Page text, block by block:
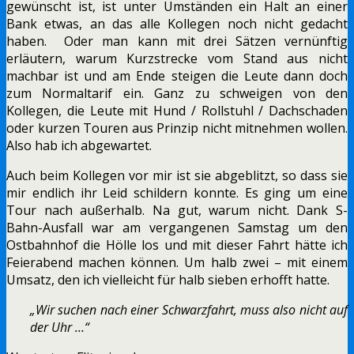
gewünscht ist, ist unter Umständen ein Halt an einer
Bank etwas, an das alle Kollegen noch nicht gedacht
haben. Oder man kann mit drei Sätzen vernünftig
erläutern, warum Kurzstrecke vom Stand aus nicht
machbar ist und am Ende steigen die Leute dann doch
zum Normaltarif ein. Ganz zu schweigen von den
Kollegen, die Leute mit Hund / Rollstuhl / Dachschaden
oder kurzen Touren aus Prinzip nicht mitnehmen wollen.
Also hab ich abgewartet.
Auch beim Kollegen vor mir ist sie abgeblitzt, so dass sie
mir endlich ihr Leid schildern konnte. Es ging um eine
Tour nach außerhalb. Na gut, warum nicht. Dank S-
Bahn-Ausfall war am vergangenen Samstag um den
Ostbahnhof die Hölle los und mit dieser Fahrt hätte ich
Feierabend machen können. Um halb zwei – mit einem
Umsatz, den ich vielleicht für halb sieben erhofft hatte.
„Wir suchen nach einer Schwarzfahrt, muss also nicht auf
der Uhr …“